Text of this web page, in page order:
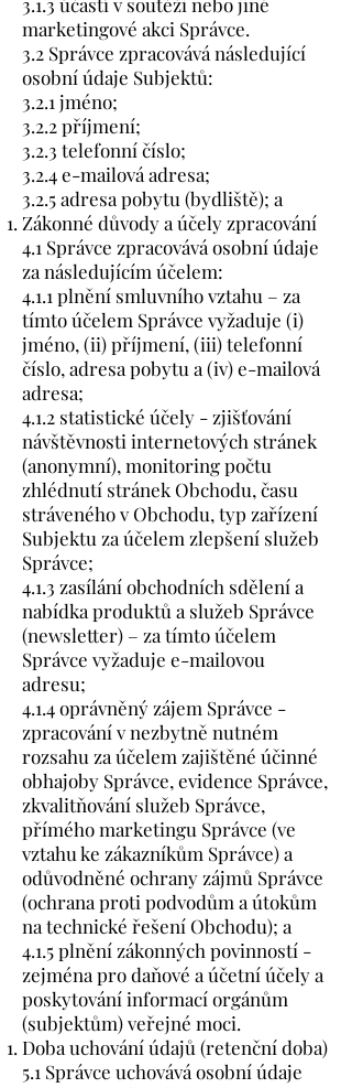
marketingové akci Správce.
3.2 Správce zpracovává následující
osobní údaje Subjektů:
3.2.1 jméno;
3.2.2 příjmení;
3.2.3 telefonní číslo;
3.2.4 e-mailová adresa;
3.2.5 adresa pobytu (bydliště); a
Zákonné důvody a účely zpracování
4.1 Správce zpracovává osobní údaje
za následujícím účelem:
4.1.1 plnění smluvního vztahu – za
tímto účelem Správce vyžaduje (i)
jméno, (ii) příjmení, (iii) telefonní
číslo, adresa pobytu a (iv) e-mailová
adresa;
4.1.2 statistické účely - zjišťování
návštěvnosti internetových stránek
(anonymní), monitoring počtu
zhlédnutí stránek Obchodu, času
stráveného v Obchodu, typ zařízení
Subjektu za účelem zlepšení služeb
Správce;
4.1.3 zasílání obchodních sdělení a
nabídka produktů a služeb Správce
(newsletter) – za tímto účelem
Správce vyžaduje e-mailovou
adresu;
4.1.4 oprávněný zájem Správce -
zpracování v nezbytně nutném
rozsahu za účelem zajištěné účinné
obhajoby Správce, evidence Správce,
zkvalitňování služeb Správce,
přímého marketingu Správce (ve
vztahu ke zákazníkům Správce) a
odůvodněné ochrany zájmů Správce
(ochrana proti podvodům a útokům
na technické řešení Obchodu); a
4.1.5 plnění zákonných povinností -
zejména pro daňové a účetní účely a
poskytování informací orgánům
(subjektům) veřejné moci.
Doba uchování údajů (retenční doba)
5.1 Správce uchovává osobní údaje